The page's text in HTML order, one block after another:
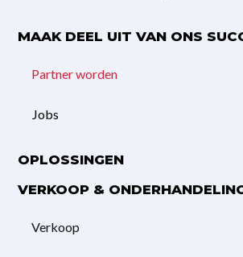
MAAK DEEL UIT VAN ONS
Partner worden
Jobs
OPLOSSINGEN
VERKOOP &
Verkoop